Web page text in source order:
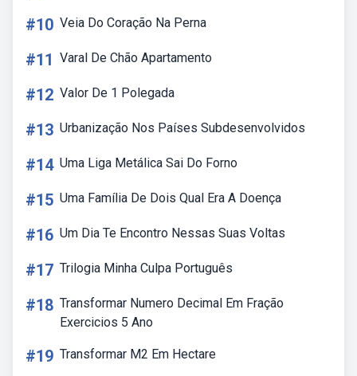
#10 Veia Do Coração Na Perna
#11 Varal De Chão Apartamento
#12 Valor De 1 Polegada
#13 Urbanização Nos Países Subdesenvolvidos
#14 Uma Liga Metálica Sai Do Forno
#15 Uma Família De Dois Qual Era A Doença
#16 Um Dia Te Encontro Nessas Suas Voltas
#17 Trilogia Minha Culpa Português
#18 Transformar Numero Decimal Em Fração
Exercicios 5 Ano
#19 Transformar M2 Em Hectare